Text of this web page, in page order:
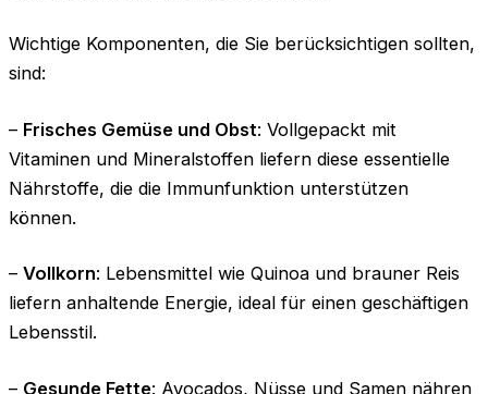
Wichtige Komponenten, die Sie berücksichtigen sollten,
sind:
– Frisches Gemüse und Obst: Vollgepackt mit
Vitaminen und Mineralstoffen liefern diese essentielle
Nährstoffe, die die Immunfunktion unterstützen
können.
– Vollkorn: Lebensmittel wie Quinoa und brauner Reis
liefern anhaltende Energie, ideal für einen geschäftigen
Lebensstil.
– Gesunde Fette: Avocados, Nüsse und Samen nähren